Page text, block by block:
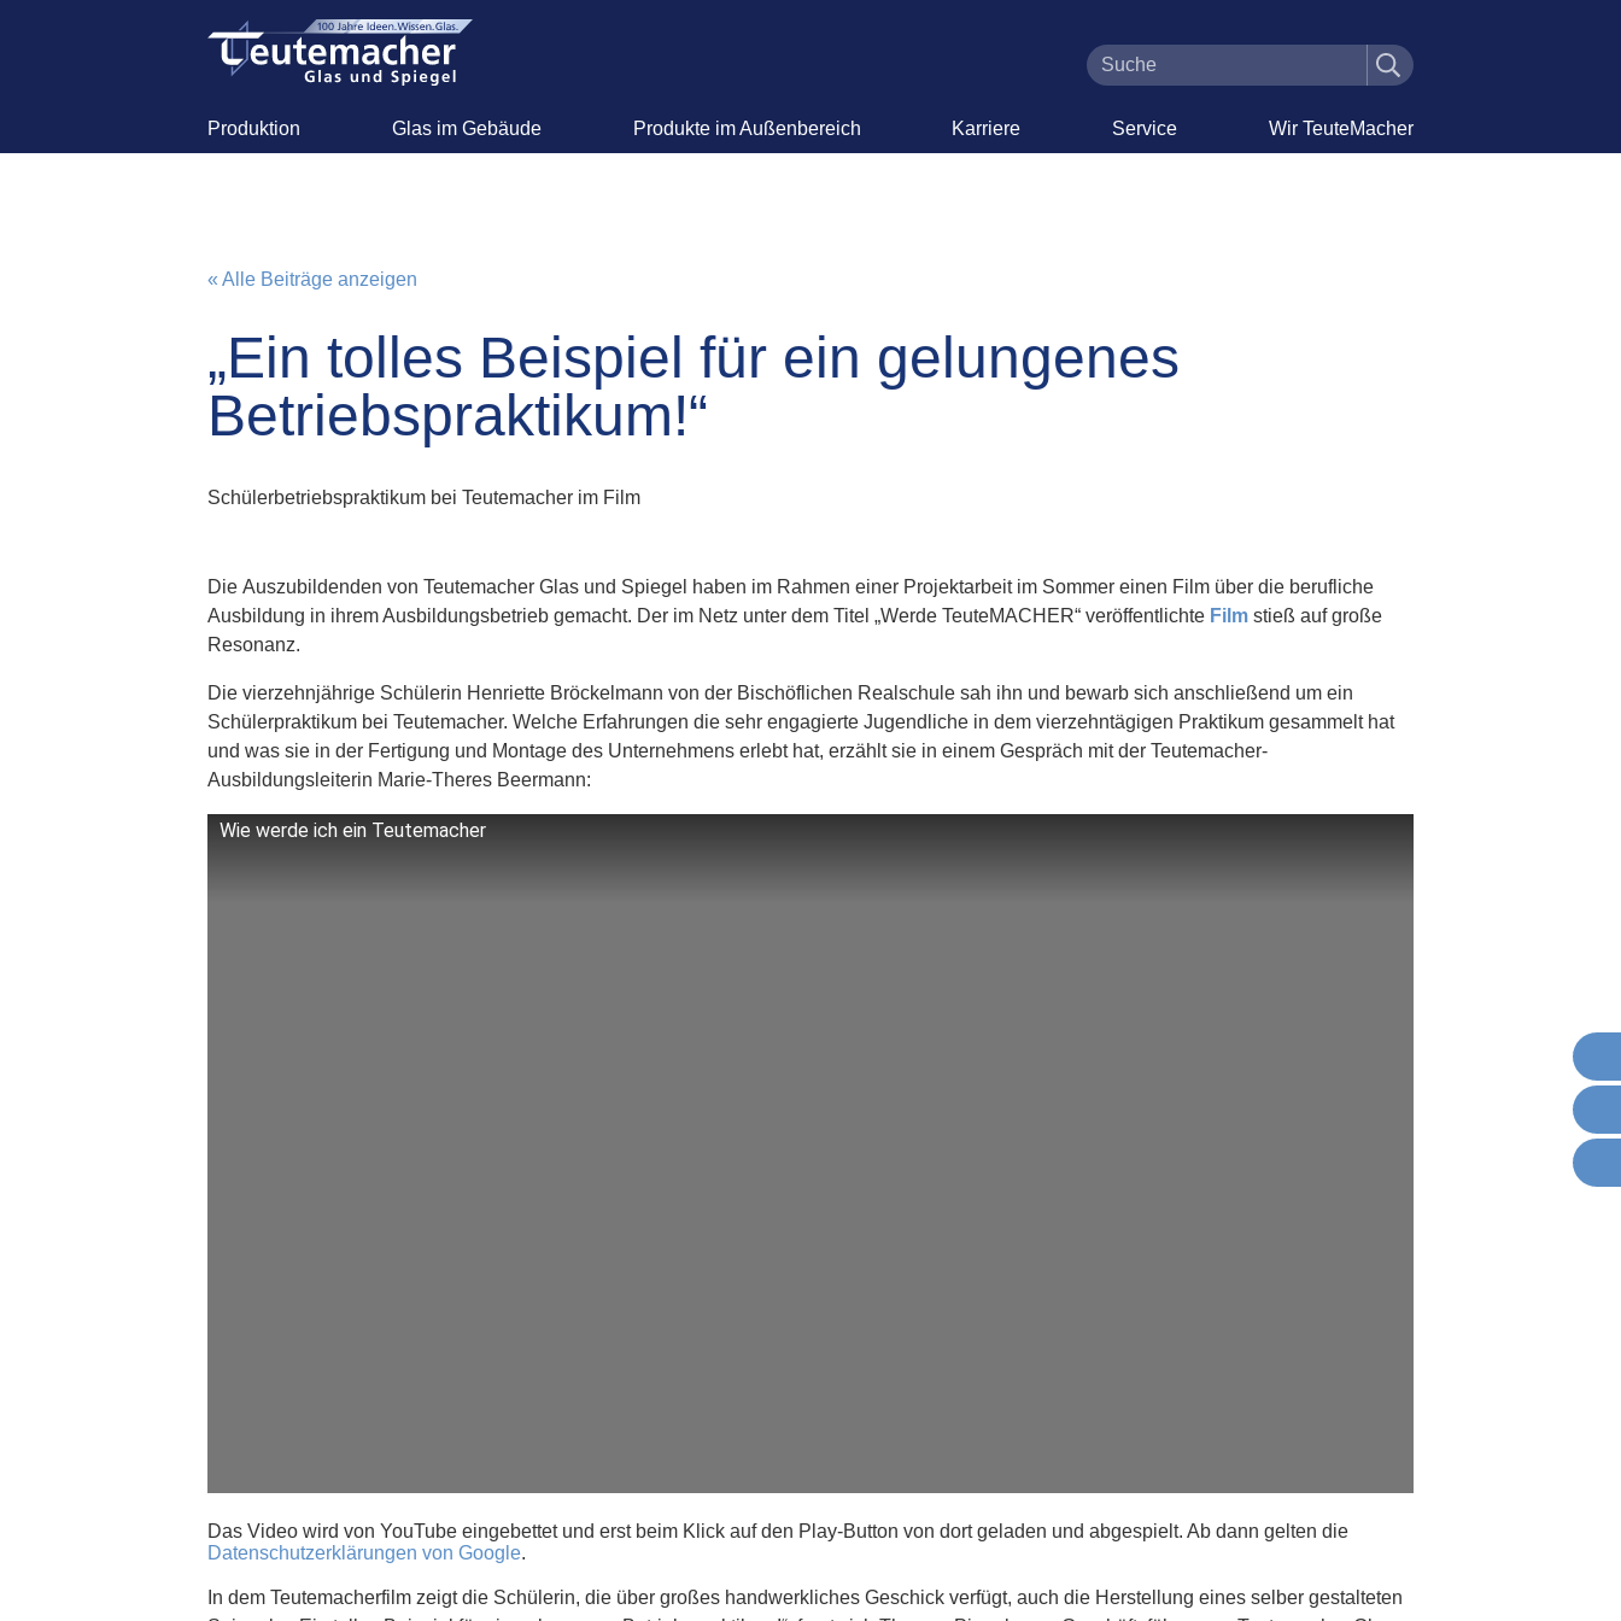
Produktion Glas im Gebäude Produkte im Außenbereich Karriere Service Wir TeuteMacher
« Alle Beiträge anzeigen
„Ein tolles Beispiel für ein gelungenes
Betriebspraktikum!“
Schülerbetriebspraktikum bei Teutemacher im Film
Die Auszubildenden von Teutemacher Glas und Spiegel haben im Rahmen einer Projektarbeit im Sommer einen Film über die berufliche
Ausbildung in ihrem Ausbildungsbetrieb gemacht. Der im Netz unter dem Titel „Werde TeuteMACHER“ veröffentlichte Film stieß auf große
Resonanz.
Die vierzehnjährige Schülerin Henriette Bröckelmann von der Bischöflichen Realschule sah ihn und bewarb sich anschließend um ein
Schülerpraktikum bei Teutemacher. Welche Erfahrungen die sehr engagierte Jugendliche in dem vierzehntägigen Praktikum gesammelt hat
und was sie in der Fertigung und Montage des Unternehmens erlebt hat, erzählt sie in einem Gespräch mit der Teutemacher-
Ausbildungsleiterin Marie-Theres Beermann:
Wie werde ich ein Teutemacher
Das Video wird von YouTube eingebettet und erst beim Klick auf den Play-Button von dort geladen und abgespielt. Ab dann gelten die
Datenschutzerklärungen von Google.
In dem Teutemacherfilm zeigt die Schülerin, die über großes handwerkliches Geschick verfügt, auch die Herstellung eines selber gestalteten